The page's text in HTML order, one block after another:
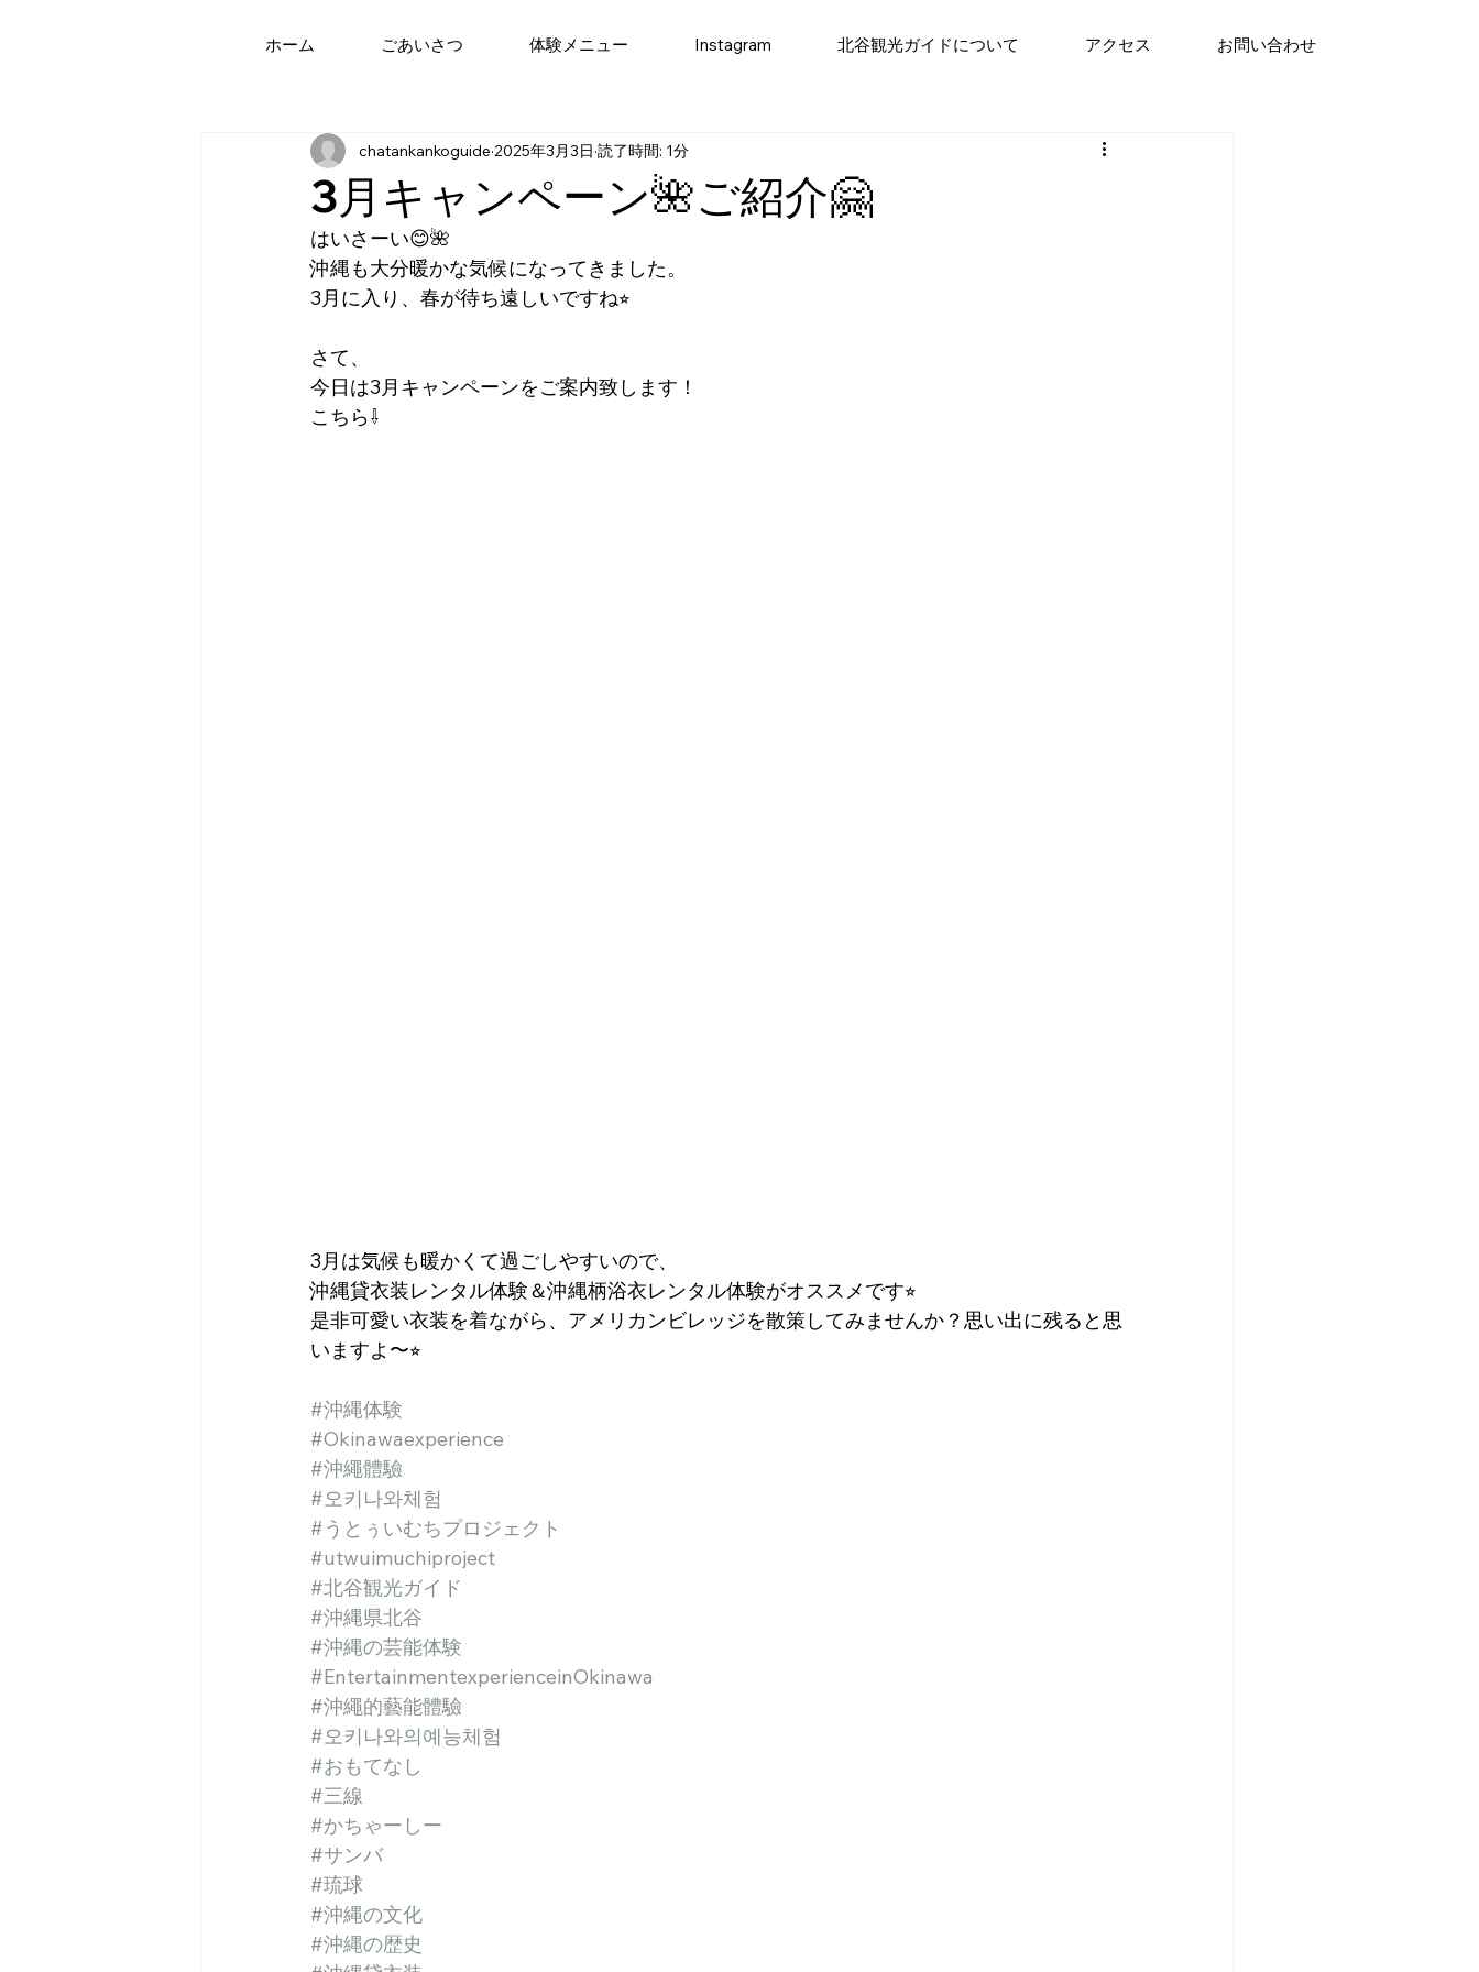
ホーム ごあいさつ 体験メニュー Instagram 北谷観光ガイドについて アクセス お問い合わせ
3月キャンペーン🌺ご紹介🤗
chatankankoguide 2025年3月3日 読了時間: 1分
はいさーい😊🌺
沖縄も大分暖かな気候になってきました。
3月に入り、春が待ち遠しいですね⭐︎
さて、
今日は3月キャンペーンをご案内致します！
こちら⇩
3月は気候も暖かくて過ごしやすいので、
沖縄貸衣装レンタル体験＆沖縄柄浴衣レンタル体験がオススメです⭐︎
是非可愛い衣装を着ながら、アメリカンビレッジを散策してみませんか？思い出に残ると思
いますよ〜⭐︎
#沖縄体験
#Okinawaexperience
#沖繩體驗
#오키나와체험
#うとぅいむちプロジェクト
#utwuimuchiproject
#北谷観光ガイド
#沖縄県北谷
#沖縄の芸能体験
#EntertainmentexperienceinOkinawa
#沖繩的藝能體驗
#오키나와의예능체험
#おもてなし
#三線
#かちゃーしー
#サンバ
#琉球
#沖縄の文化
#沖縄の歴史